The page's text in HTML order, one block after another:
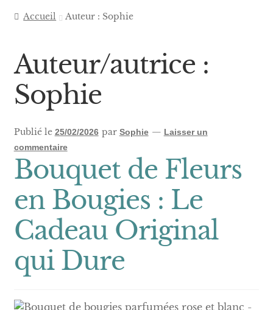
Accueil Auteur : Sophie
Auteur/autrice :
Sophie
Publié le 25/02/2026 par Sophie — Laisser un
commentaire
Bouquet de Fleurs
en Bougies : Le
Cadeau Original
qui Dure